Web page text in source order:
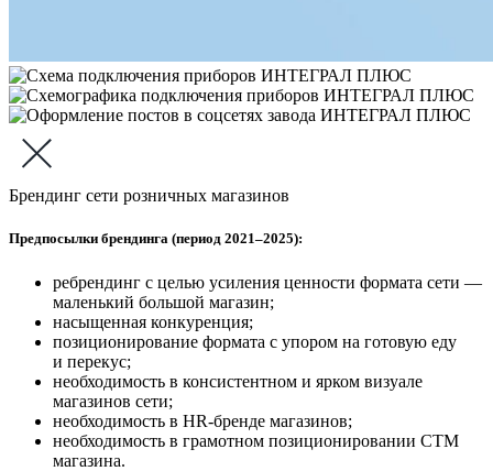
Брендинг сети розничных магазинов
Предпосылки брендинга (период 2021–2025):
ребрендинг с целью усиления ценности формата сети —
маленький большой магазин;
насыщенная конкуренция;
позиционирование формата с упором на готовую еду
и перекус;
необходимость в консистентном и ярком визуале
магазинов сети;
необходимость в HR-бренде магазинов;
необходимость в грамотном позиционировании СТМ
магазина.